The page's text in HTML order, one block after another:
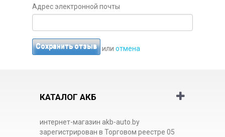
Адрес электронной почты
Сохранить отзыв или отмена
КАТАЛОГ АКБ
интернет-магазин akb-auto.by
зарегистрирован в Торговом реестре 05